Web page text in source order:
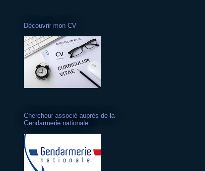
Découvrir mon CV
Chercheur associé auprès de la
Gendarmerie nationale